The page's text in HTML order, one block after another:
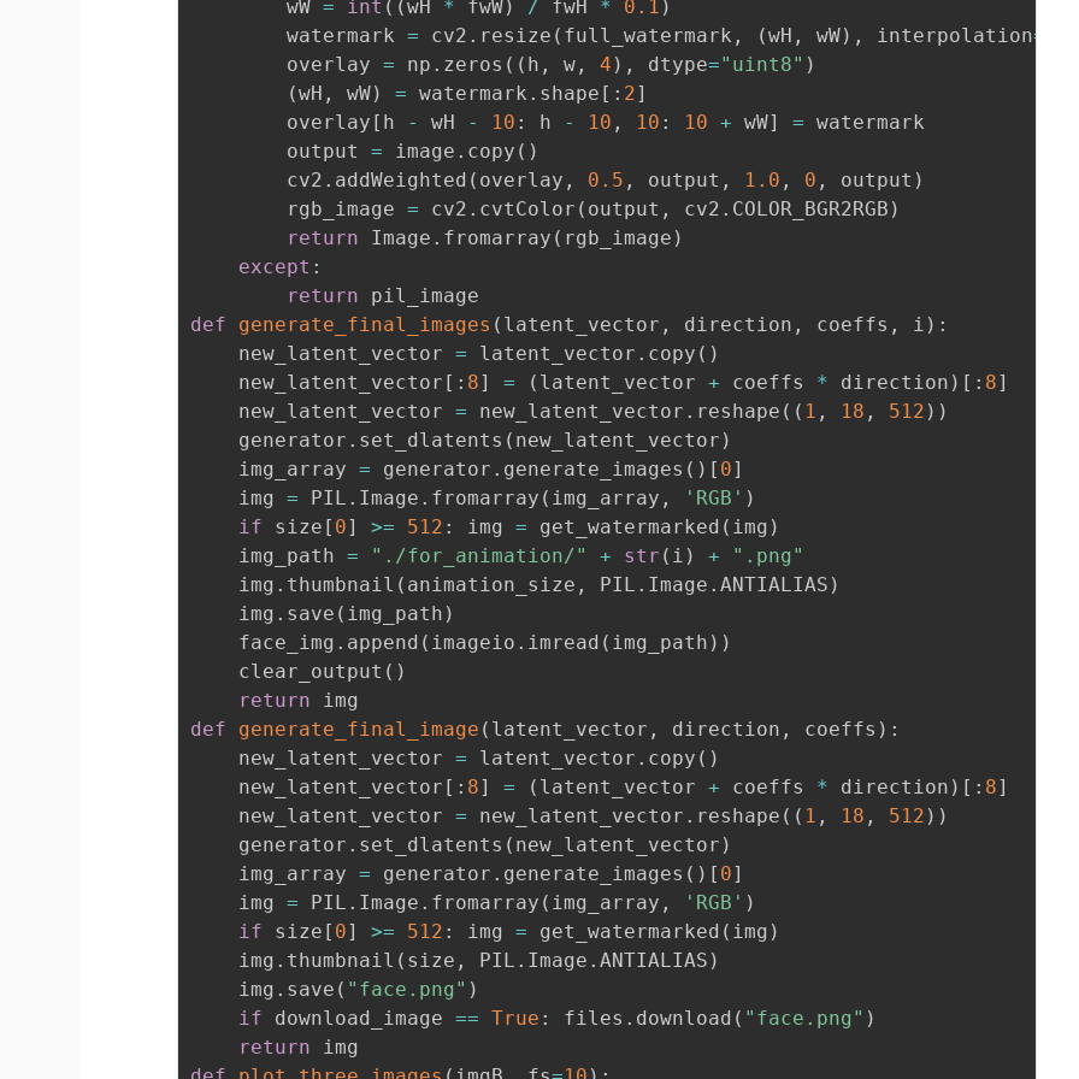
        wW
= int ( (wH * fwW) / fwH * 0.1 )
        watermark
= cv2 . resize ( full_watermark , (wH , wW) , interpolation=
        overlay
= np . zeros ( ( h , w , 4 ) , dtype="uint8" )
(wH , wW) = watermark . shape [ : 2]
        overlay
[ h - wH - 10 : h - 10 , 10 : 10 + wW] = watermark
        output
= image . copy ( )
        cv2
. addWeighted ( overlay , 0.5 , output , 1.0 , 0 , output )
        rgb_image
= cv2 . cvtColor ( output , cv2 . COLOR_BGR2RGB )
return Image . fromarray ( rgb_image )
except :
return
def
generate_final_images ( latent_vector , direction , coeffs , i ) :
    new_latent_vector
= latent_vector . copy ( )
    new_latent_vector
[ : 8] = ( latent_vector + coeffs * direction ) [ : 8]
    new_latent_vector
= new_latent_vector . reshape ( ( 1 , 18 , 512 ) )
    generator
. set_dlatents ( new_latent_vector )
    img_array
= generator . generate_images ( ) [ 0]
    img
= PIL . Image . fromarray ( img_array , 'RGB' )
if size [ 0] >= 512 : img = get_watermarked ( img )
    img_path
= "./for_animation/" + str ( i ) +
".png"
    img
. thumbnail ( animation_size , PIL . Image .ANTIALIAS )
    img
. save ( img_path )
    face_img
. append ( imageio . imread ( img_path ) )
    clear_output
( )
return
def
generate_final_image ( latent_vector , direction , coeffs ) :
    new_latent_vector
= latent_vector . copy ( )
    new_latent_vector
[ : 8] = ( latent_vector + coeffs * direction ) [ : 8]
    new_latent_vector
= new_latent_vector . reshape ( ( 1 , 18 , 512 ) )
    generator
. set_dlatents ( new_latent_vector )
    img_array
= generator . generate_images ( ) [ 0]
    img
= PIL . Image . fromarray ( img_array , 'RGB' )
if size [ 0] >= 512 : img = get_watermarked ( img )
    img
. thumbnail ( size , PIL . Image .ANTIALIAS )
    img
. save ( "face.png" )
if download_image == True : files . download ( "face.png" )
return